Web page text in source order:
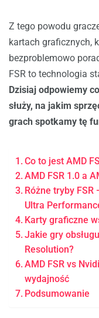
Z tego powodu
kartach graficznych,
bezproblemowo
FSR to technologia
Dzisiaj odpowiemy
służy, na jakim
grach spotkamy tę
Co to jest AMD
AMD FSR 1.0 a
Różne tryby
Ultra
Karty graficzne
Jakie gry
Resolution?
AMD FSR vs
wydajność
Podsumowanie